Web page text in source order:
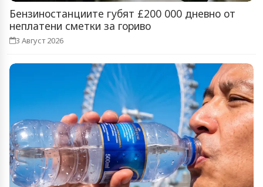
Бензиностанциите губят £200 000 дневно от
неплатени сметки за гориво
3 Август 2026